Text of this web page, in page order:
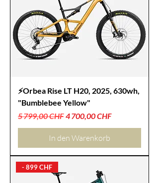
⚡Orbea Rise LT H20, 2025, 630wh,
"Bumblebee Yellow"
Standardpreis
5 799,00 CHF Sale-Preis
4 700,00 CHF
In den Warenkorb
- 899 CHF